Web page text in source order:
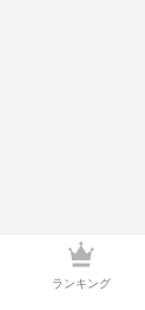
ランキング